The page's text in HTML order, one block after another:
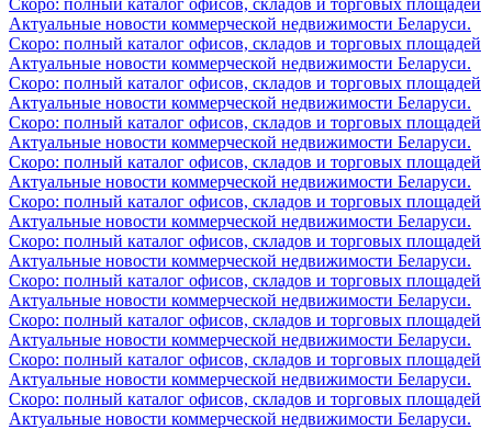
Актуальные новости коммерческой недвижимости Беларуси.
Скоро: полный каталог офисов, складов и торговых площадей
Актуальные новости коммерческой недвижимости Беларуси.
Скоро: полный каталог офисов, складов и торговых площадей
Актуальные новости коммерческой недвижимости Беларуси.
Скоро: полный каталог офисов, складов и торговых площадей
Актуальные новости коммерческой недвижимости Беларуси.
Скоро: полный каталог офисов, складов и торговых площадей
Актуальные новости коммерческой недвижимости Беларуси.
Скоро: полный каталог офисов, складов и торговых площадей
Актуальные новости коммерческой недвижимости Беларуси.
Скоро: полный каталог офисов, складов и торговых площадей
Актуальные новости коммерческой недвижимости Беларуси.
Скоро: полный каталог офисов, складов и торговых площадей
Актуальные новости коммерческой недвижимости Беларуси.
Скоро: полный каталог офисов, складов и торговых площадей
Актуальные новости коммерческой недвижимости Беларуси.
Скоро: полный каталог офисов, складов и торговых площадей
Актуальные новости коммерческой недвижимости Беларуси.
Скоро: полный каталог офисов, складов и торговых площадей
Актуальные новости коммерческой недвижимости Беларуси.